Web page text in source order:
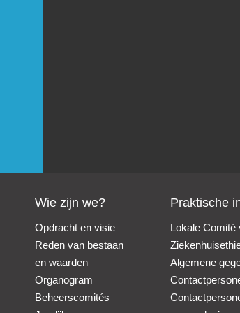
Wie zijn we?
Opdracht en visie
Reden van bestaan
en waarden
Organogram
Beheerscomités
Praktische
Lokale Comité
Algemene